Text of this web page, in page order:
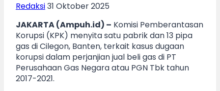
Redaksi31 Oktober 2025
JAKARTA (Ampuh.id) – Komisi Pemberantasan
Korupsi (KPK) menyita satu pabrik dan 13 pipa
gas di Cilegon, Banten, terkait kasus dugaan
korupsi dalam perjanjian jual beli gas di PT
Perusahaan Gas Negara atau PGN Tbk tahun
2017-2021.